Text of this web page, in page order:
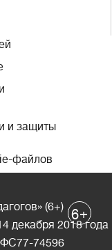
и защиты
файлов
(6+)
декабря 2018 года
74596
6+